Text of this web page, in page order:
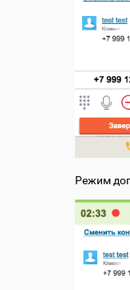
Режим